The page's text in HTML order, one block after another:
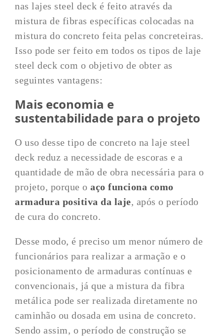
nas lajes steel deck é feito através da
mistura de fibras específicas colocadas na
mistura do concreto feita pelas concreteiras.
Isso pode ser feito em todos os tipos de laje
steel deck com o objetivo de obter as
seguintes vantagens:
Mais economia e
sustentabilidade para o projeto
O uso desse tipo de concreto na laje steel
deck reduz a necessidade de escoras e a
quantidade de mão de obra necessária para o
projeto, porque oaço funciona como
armadura positiva da laje, após o período
de cura do concreto.
Desse modo, é preciso um menor número de
funcionários para realizar a armação e o
posicionamento de armaduras contínuas e
convencionais, já que a mistura da fibra
metálica pode ser realizada diretamente no
caminhão ou dosada em usina de concreto.
Sendo assim, o período de construção se